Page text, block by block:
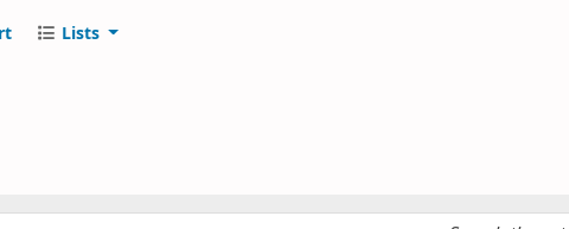
Lists